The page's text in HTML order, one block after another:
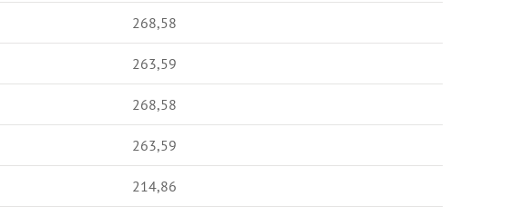
268,58
263,59
268,58
263,59
214,86